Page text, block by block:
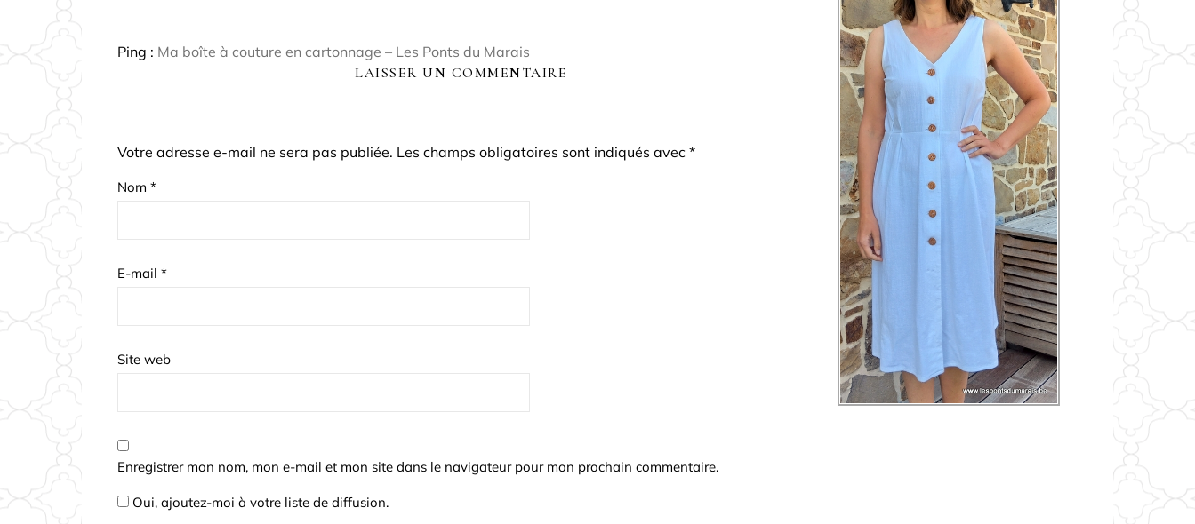
Ping : Ma boîte à couture en cartonnage – Les Ponts du Marais
LAISSER UN COMMENTAIRE
Votre adresse e-mail ne sera pas publiée. Les champs obligatoires sont indiqués avec *
Nom *
E-mail *
Site web
Enregistrer mon nom, mon e-mail et mon site dans le navigateur pour mon prochain commentaire.
Oui, ajoutez-moi à votre liste de diffusion.